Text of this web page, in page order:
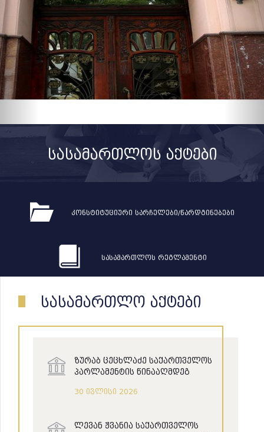
სასამართლოს აქტები
კონსტიტუციური სარჩელები/წარდგინებები
სასამართლოს რეგლამენტი
სასამართლო აქტები
ზურაბ ცეცხლაძე საქართველოს
პარლამენტის წინააღმდეგ
30 ივლისი 2026
ლევან ჟვანია საქართველოს